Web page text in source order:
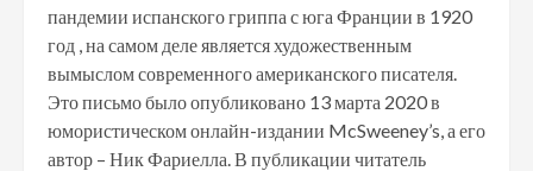
пандемии испанского гриппа с юга Франции в 1920
год , на самом деле является художественным
вымыслом современного американского писателя.
Это письмо было опубликовано 13 марта 2020 в
юмористическом онлайн-издании McSweeney’s, а его
автор – Ник Фариелла. В публикации читатель